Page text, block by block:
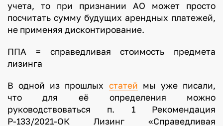
учета, то при признании АО может просто
посчитать сумму будущих арендных платежей,
не применяя дисконтирование.
ППА = справедливая стоимость предмета
лизинга
В одной из прошлых статей мы уже писали,
что для её определения можно
руководствоваться п. 1 Рекомендация
Р-133/2021-ОК Лизинг «Справедливая